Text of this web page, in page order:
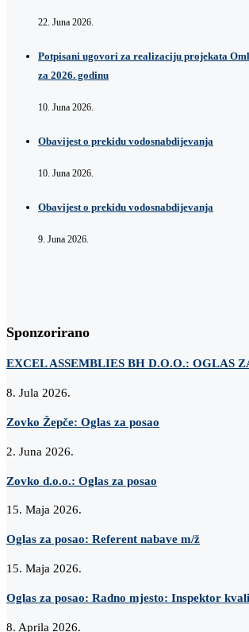
22. Juna 2026.
Potpisani ugovori za realizaciju projekata
za 2026. godinu
10. Juna 2026.
Obavijest o prekidu vodosnabdijevanja
10. Juna 2026.
Obavijest o prekidu vodosnabdijevanja
9. Juna 2026.
Sponzorirano
EXCEL ASSEMBLIES BH D.O.O.: OGLAS
8. Jula 2026.
Zovko Žepče: Oglas za posao
2. Juna 2026.
Zovko d.o.o.: Oglas za posao
15. Maja 2026.
Oglas za posao: Referent nabave m/ž
15. Maja 2026.
Oglas za posao: Radno mjesto: Inspektor
8. Aprila 2026.